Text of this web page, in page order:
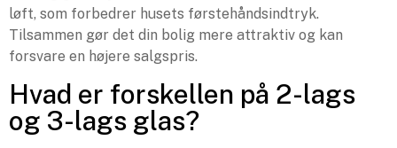
løft, som forbedrer husets førstehåndsindtryk.
Tilsammen gør det din bolig mere attraktiv og kan
forsvare en højere salgspris.
Hvad er forskellen på 2-lags
og 3-lags glas?